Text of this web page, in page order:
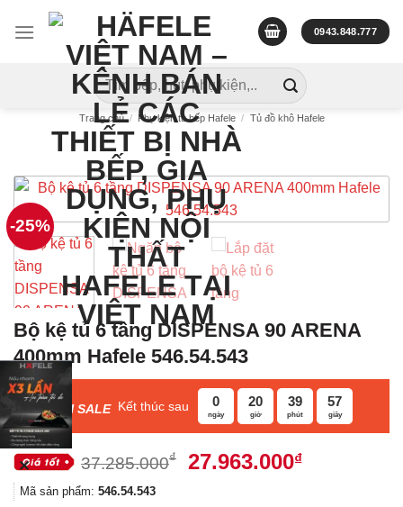
0943.848.777
Tìm
kiếm:
Trang chủ / Phụ kiện tủ bếp Hafele / Tủ đồ khô Hafele
-25%
Bộ kệ tủ 6 tầng DISPENSA 90 ARENA
400mm Hafele 546.54.543
F ASH SALE Kết thúc sau 0
ngày
20
giờ
39
phút
56
giây
37.285.000₫
Giá
27.963.000₫Giá
Mã sản phẩm: 546.54.543
✕